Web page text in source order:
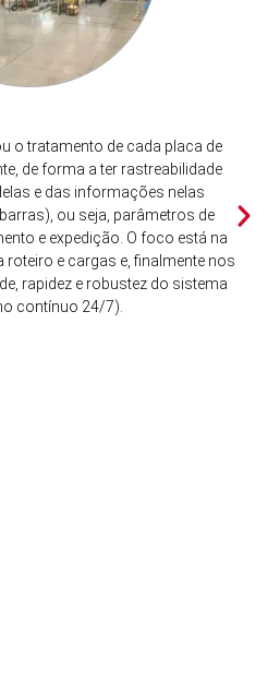
o tratamento de cada placa de
de forma a ter rastreabilidade
e das informações nelas
ou seja, parâmetros de
e expedição. O foco está na
roteiro e cargas e, finalmente nos
rapidez e robustez do sistema
contínuo 24/7).